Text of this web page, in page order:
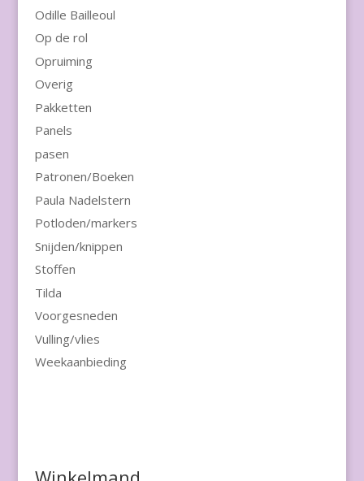
Odille Bailleoul
Op de rol
Opruiming
Overig
Pakketten
Panels
pasen
Patronen/Boeken
Paula Nadelstern
Potloden/markers
Snijden/knippen
Stoffen
Tilda
Voorgesneden
Vulling/vlies
Weekaanbieding